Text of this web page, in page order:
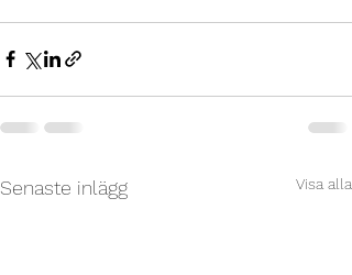
Senaste inlägg Visa alla